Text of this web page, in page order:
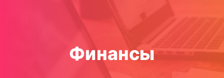
Финансы